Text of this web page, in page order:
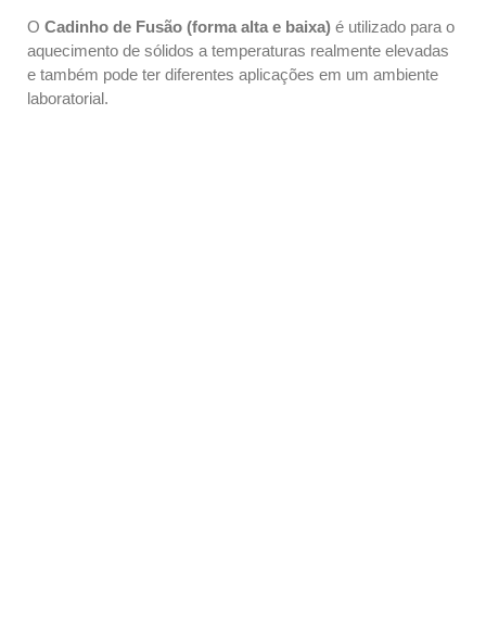
O Cadinho de Fusão (forma alta e baixa) é utilizado para o
aquecimento de sólidos a temperaturas realmente elevadas
e também pode ter diferentes aplicações em um ambiente
laboratorial.